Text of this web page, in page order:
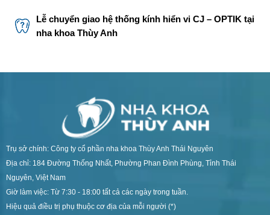
Lễ chuyển giao hệ thống kính hiển vi CJ – OPTIK tại
nha khoa Thùy Anh
Trụ sở chính: Công ty cổ phần nha khoa Thùy Anh Thái Nguyên
Địa chỉ: 184 Đường Thống Nhất, Phường Phan Đình Phùng, Tỉnh Thái
Nguyên, Việt Nam
Giờ làm việc: Từ 7:30 - 18:00 tất cả các ngày trong tuần.
Hiệu quả điều trị phụ thuộc cơ địa của mỗi người (*)